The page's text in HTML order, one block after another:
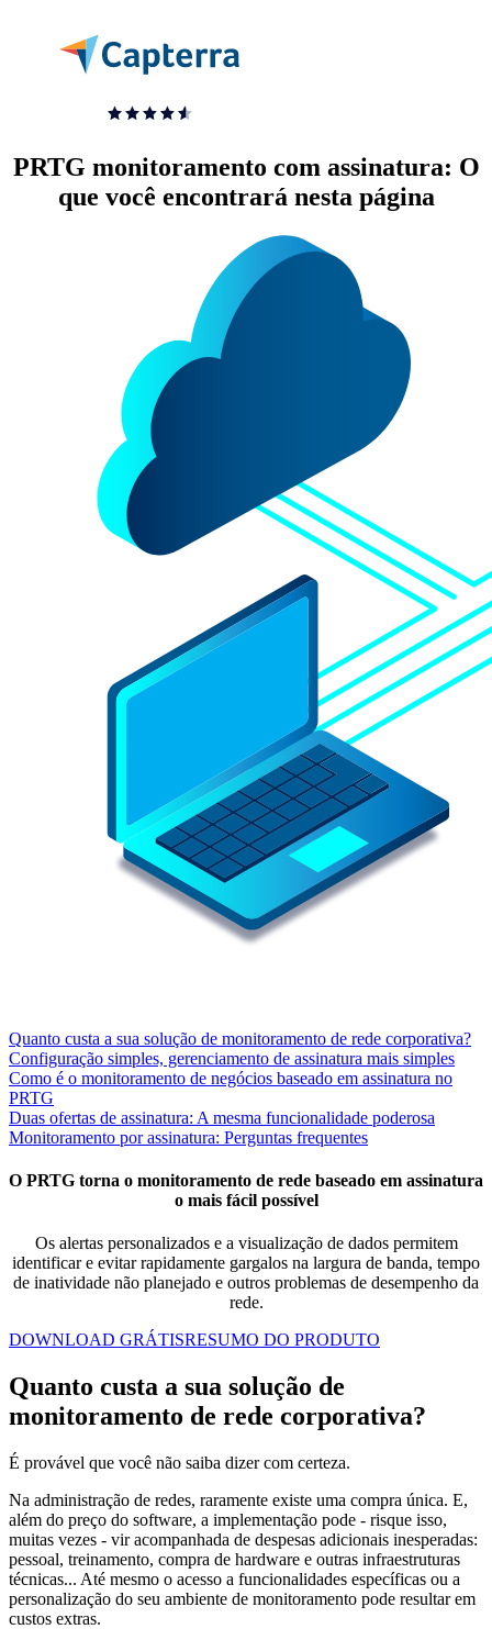
PRTG monitoramento com assinatura: O
que você encontrará nesta página
Quanto custa a sua solução de monitoramento de rede corporativa?
Configuração simples, gerenciamento de assinatura mais simples
Como é o monitoramento de negócios baseado em assinatura no
PRTG
Duas ofertas de assinatura: A mesma funcionalidade poderosa
Monitoramento por assinatura: Perguntas frequentes
O PRTG torna o monitoramento de rede baseado em assinatura
o mais fácil possível
Os alertas personalizados e a visualização de dados permitem
identificar e evitar rapidamente gargalos na largura de banda, tempo
de inatividade não planejado e outros problemas de desempenho da
rede.
DOWNLOAD GRÁTISRESUMO DO PRODUTO
Quanto custa a sua solução de
monitoramento de rede corporativa?
É provável que você não saiba dizer com certeza.
Na administração de redes, raramente existe uma compra única. E,
além do preço do software, a implementação pode - risque isso,
muitas vezes - vir acompanhada de despesas adicionais inesperadas:
pessoal, treinamento, compra de hardware e outras infraestruturas
técnicas... Até mesmo o acesso a funcionalidades específicas ou a
personalização do seu ambiente de monitoramento pode resultar em
custos extras.